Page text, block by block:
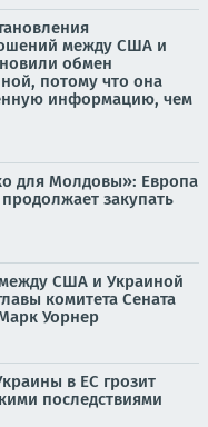
между США и
обмен
потому что она
информацию, чем
для Молдовы»: Европа
закупать
США и Украиной
комитета Сената
Уорнер
в ЕС грозит
последствиями